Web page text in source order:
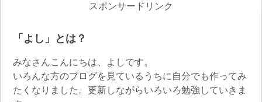
スポンサードリンク
「よし」とは？
みなさんこんにちは、よしです。
いろんな方のブログを見ているうちに自分でも作ってみ
たくなりました。更新しながらいろいろ勉強していきま